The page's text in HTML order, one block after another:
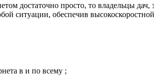
достаточно просто, то владельцы
ситуации, обеспечив
в и по всему ;